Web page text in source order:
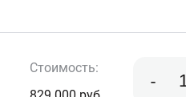
Стоимость:
-